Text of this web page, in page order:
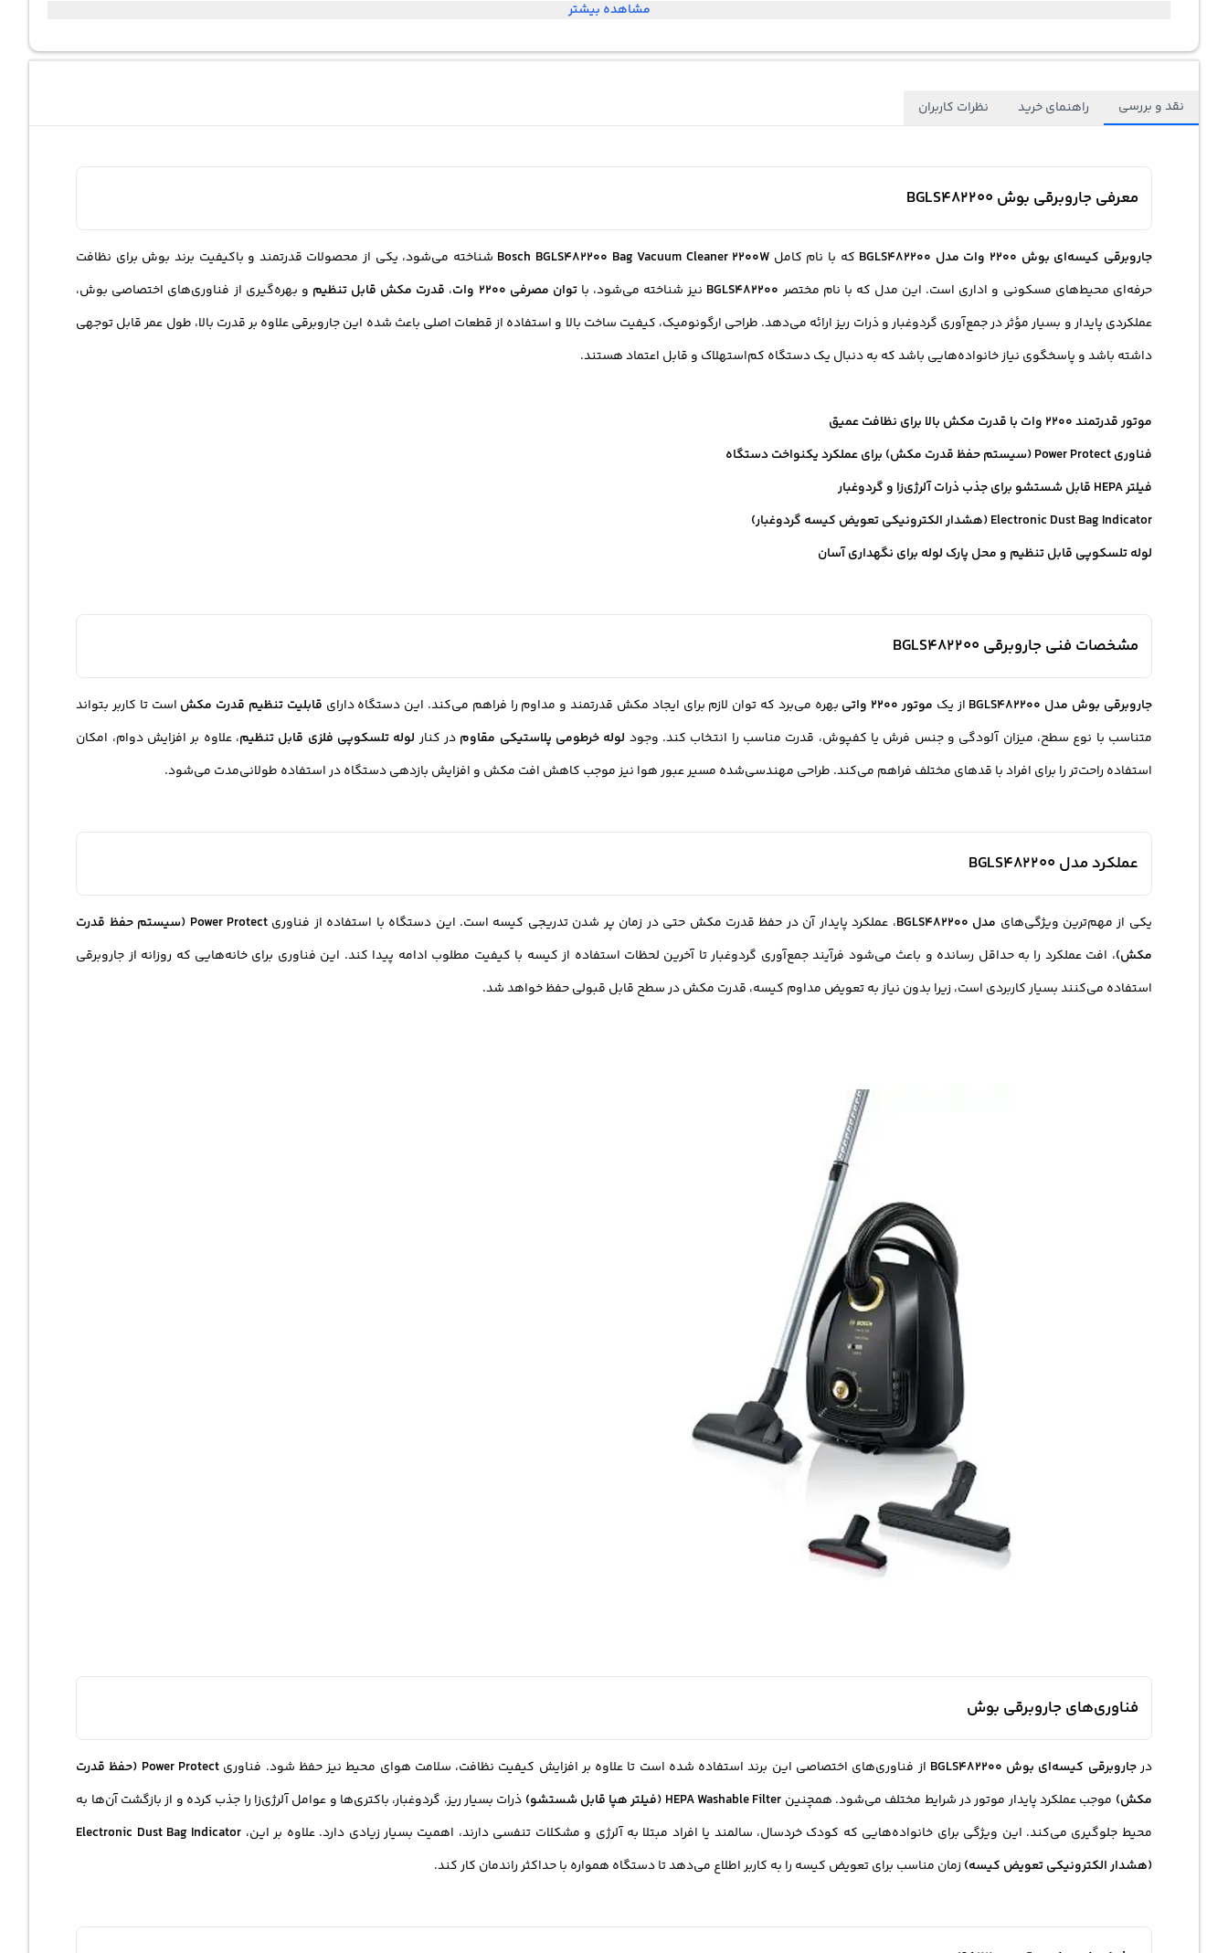
مشاهده بیشتر
نقد و بررسی راهنمای خرید نظرات کاربران
معرفی جاروبرقی بوش BGLS482200
جاروبرقی کیسه‌ای بوش 2200 وات مدل BGLS482200 که با نام کامل Bosch BGLS482200 Bag Vacuum Cleaner 2200W شناخته می‌شود، یکی از محصولات قدرتمند و باکیفیت برند بوش برای نظافت
حرفه‌ای محیط‌های مسکونی و اداری است. این مدل که با نام مختصر BGLS482200 نیز شناخته می‌شود، باتوان مصرفی 2200 وات ، قدرت مکش قابل تنظیم و بهره‌گیری از فناوری‌های اختصاصی بوش،
عملکردی پایدار و بسیار مؤثر در جمع‌آوری گردوغبار و ذرات ریز ارائه می‌دهد. طراحی ارگونومیک، کیفیت ساخت بالا و استفاده از قطعات اصلی باعث شده این جاروبرقی علاوه بر قدرت بالا، طول عمر قابل توجهی
داشته باشد و پاسخگوی نیاز خانواده‌هایی باشد که به دنبال یک دستگاه کم‌استهلاک و قابل اعتماد هستند.
موتور قدرتمند 2200 وات با قدرت مکش بالا برای نظافت عمیق
فناوری Power Protect (سیستم حفظ قدرت مکش) برای عملکرد یکنواخت دستگاه
فیلتر HEPA قابل شستشو برای جذب ذرات آلرژی‌زا و گردوغبار
Electronic Dust Bag Indicator (هشدار الکترونیکی تعویض کیسه گردوغبار)
لوله تلسکوپی قابل تنظیم و محل پارک لوله برای نگهداری آسان
مشخصات فنی جاروبرقی BGLS482200
جاروبرقی بوش مدل BGLS482200 از یک موتور 2200 واتی بهره می‌برد که توان لازم برای ایجاد مکش قدرتمند و مداوم را فراهم می‌کند. این دستگاه دارای قابلیت تنظیم قدرت مکش است تا کاربر بتواند
متناسب با نوع سطح، میزان آلودگی و جنس فرش یا کفپوش، قدرت مناسب را انتخاب کند. وجود لوله خرطومی پلاستیکی مقاوم در کنار لوله تلسکوپی فلزی قابل تنظیم، علاوه بر افزایش دوام، امکان
استفاده راحت‌تر را برای افراد با قدهای مختلف فراهم می‌کند. طراحی مهندسی‌شده مسیر عبور هوا نیز موجب کاهش افت مکش و افزایش بازدهی دستگاه در استفاده طولانی‌مدت می‌شود.
عملکرد مدل BGLS482200
یکی از مهم‌ترین ویژگی‌های مدل BGLS482200 ، عملکرد پایدار آن در حفظ قدرت مکش حتی در زمان پر شدن تدریجی کیسه است. این دستگاه با استفاده از فناوری
Power Protect (سیستم حفظ قدرت
مکش)، افت عملکرد را به حداقل رسانده و باعث می‌شود فرآیند جمع‌آوری گردوغبار تا آخرین لحظات استفاده از کیسه با کیفیت مطلوب ادامه پیدا کند. این فناوری برای خانه‌هایی که روزانه از جاروبرقی
استفاده می‌کنند بسیار کاربردی است، زیرا بدون نیاز به تعویض مداوم کیسه، قدرت مکش در سطح قابل قبولی حفظ خواهد شد.
فناوری‌های جاروبرقی بوش
درجاروبرقی کیسه‌ای بوش BGLS482200 از فناوری‌های اختصاصی این برند استفاده شده است تا علاوه بر افزایش کیفیت نظافت، سلامت هوای محیط نیز حفظ شود. فناوری
Power Protect (حفظ قدرت
مکش) موجب عملکرد پایدار موتور در شرایط مختلف می‌شود. همچنین HEPA Washable Filter (فیلتر هپا قابل شستشو)
ذرات بسیار ریز، گردوغبار، باکتری‌ها و عوامل آلرژی‌زا را جذب کرده و از بازگشت آن‌ها به
محیط جلوگیری می‌کند. این ویژگی برای خانواده‌هایی که کودک خردسال، سالمند یا افراد مبتلا به آلرژی و مشکلات تنفسی دارند، اهمیت بسیار زیادی دارد. علاوه بر این، Electronic Dust Bag Indicator
(هشدار الکترونیکی تعویض کیسه) زمان مناسب برای تعویض کیسه را به کاربر اطلاع می‌دهد تا دستگاه همواره با حداکثر راندمان کار کند.